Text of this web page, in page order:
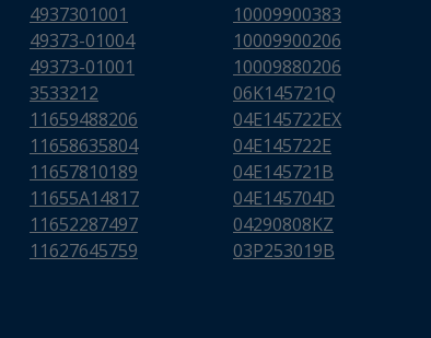
4937301001
49373-01004
49373-01001
3533212
11659488206
11658635804
11657810189
11655A14817
11652287497
11627645759
10009900383
10009900206
10009880206
06K145721Q
04E145722EX
04E145722E
04E145721B
04E145704D
04290808KZ
03P253019B